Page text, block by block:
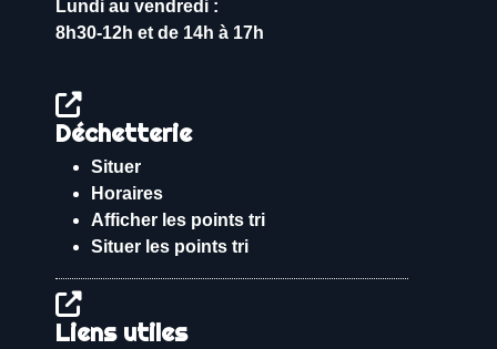
Lundi au vendredi :
8h30-12h et de 14h à 17h
Déchetterie
Situer
Horaires
Afficher les points tri
Situer les points tri
Liens utiles